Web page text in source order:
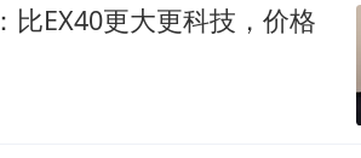
比EX40更大更科技，价格